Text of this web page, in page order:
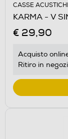
CASSE
KARMA - V
€ 29,90
Acquisto
Ritiro in